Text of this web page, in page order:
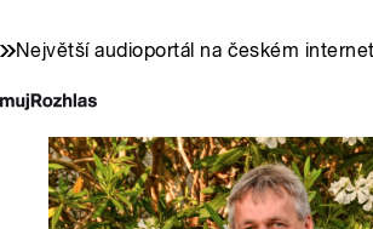
Největší audioportál na českém